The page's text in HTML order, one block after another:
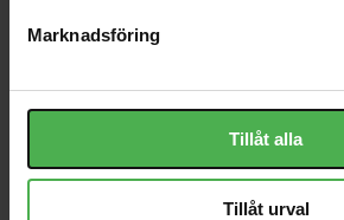
Marknadsföring
Tillåt alla
Tillåt urval
föregångare S-100
Metallhölje med bärhandtag, flyttbart